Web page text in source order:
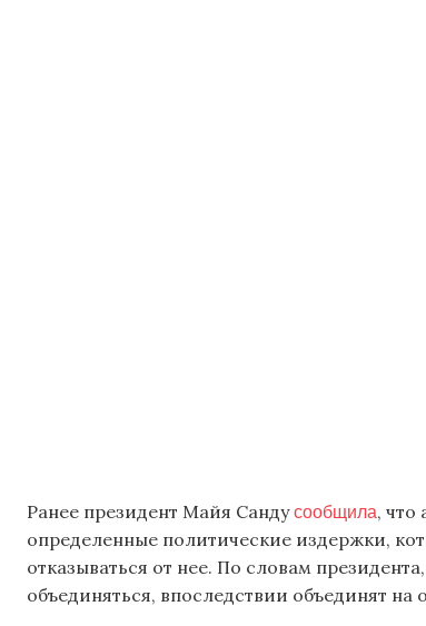
Ранее президент Майя Сандусообщила, что
определенные политические издержки,
отказываться от нее. По словам
объединяться, впоследствии объединят на